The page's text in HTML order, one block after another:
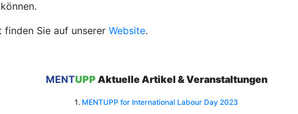
finden Sie auf unserer Website.
MENTUPP Aktuelle Artikel & Veranstaltungen
1. MENTUPP for International Labour Day 2023